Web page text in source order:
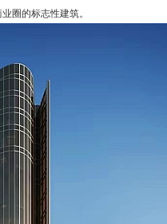
圈的标志性建筑。